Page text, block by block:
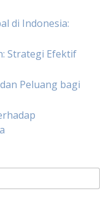
di Indonesia:
Strategi Efektif
Peluang bagi